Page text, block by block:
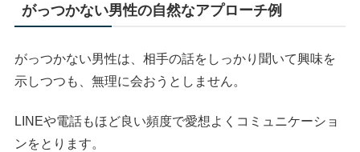
がっつかない男性の自然なアプローチ例
がっつかない男性は、相手の話をしっかり聞いて興味を
示しつつも、無理に会おうとしません。
LINEや電話もほど良い頻度で愛想よくコミュニケーショ
ンをとります。